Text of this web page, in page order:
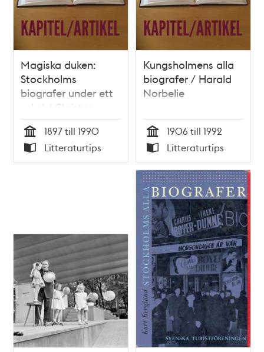
Magiska duken:
Stockholms
biografer under ett
sekel / Christer
Jörgensen
Tid
1897 till 1990
Typ
Litteraturtips
Kungsholmens alla
biografer / Harald
Norbelie
Tid
1906 till 1992
Typ
Litteraturtips